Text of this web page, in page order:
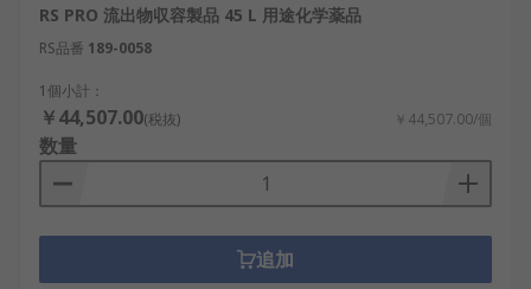
RS PRO 流出物収容製品 45 L 用途化学薬品
RS品番 189-0058
1個小計：
￥44,507.00(税抜) ￥44,507.00/個
数量
追加